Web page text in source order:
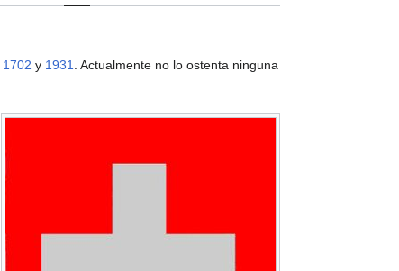
1702 y 1931
. Actualmente no lo ostenta ninguna